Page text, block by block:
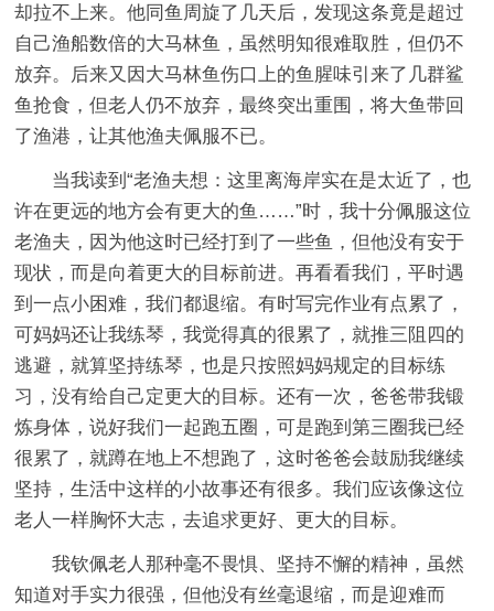
却拉不上来。他同鱼周旋了几天后，发现这条竟是超过
自己渔船数倍的大马林鱼，虽然明知很难取胜，但仍不
放弃。后来又因大马林鱼伤口上的鱼腥味引来了几群鲨
鱼抢食，但老人仍不放弃，最终突出重围，将大鱼带回
了渔港，让其他渔夫佩服不已。
当我读到“老渔夫想：这里离海岸实在是太近了，也
许在更远的地方会有更大的鱼……”时，我十分佩服这位
老渔夫，因为他这时已经打到了一些鱼，但他没有安于
现状，而是向着更大的目标前进。再看看我们，平时遇
到一点小困难，我们都退缩。有时写完作业有点累了，
可妈妈还让我练琴，我觉得真的很累了，就推三阻四的
逃避，就算坚持练琴，也是只按照妈妈规定的目标练
习，没有给自己定更大的目标。还有一次，爸爸带我锻
炼身体，说好我们一起跑五圈，可是跑到第三圈我已经
很累了，就蹲在地上不想跑了，这时爸爸会鼓励我继续
坚持，生活中这样的小故事还有很多。我们应该像这位
老人一样胸怀大志，去追求更好、更大的目标。
我钦佩老人那种毫不畏惧、坚持不懈的精神，虽然
知道对手实力很强，但他没有丝毫退缩，而是迎难而